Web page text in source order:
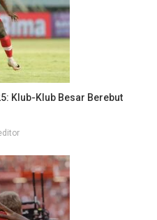
Klub-Klub Besar Berebut